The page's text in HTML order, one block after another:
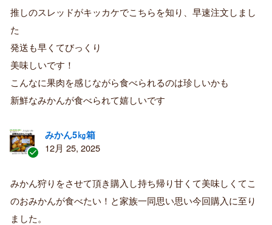
証
済
購
者
推しのスレッドがキッカケでこちらを知り、早速注文しまし
た
発送も早くてびっくり
美味しいです！
こんなに果肉を感じながら食べられるのは珍しいかも
新鮮なみかんが食べられて嬉しいです
証
済
み
購
みかん5㎏箱
12月 25, 2025
みかん狩りをさせて頂き購入し持ち帰り甘くて美味しくてこ
のおみかんが食べたい！と家族一同思い思い今回購入に至り
ました。